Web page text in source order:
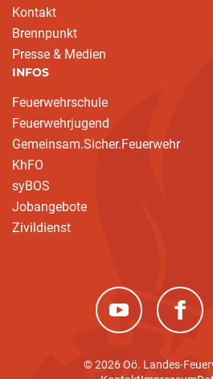
Kontakt
Brennpunkt
Presse & Medien
INFOS
Feuerwehrschule
Feuerwehrjugend
Gemeinsam.Sicher.Feuerwehr
KhFO
syBOS
Jobangebote
Zivildienst
(neues Fenster)
© 2026 Oö. Landes-